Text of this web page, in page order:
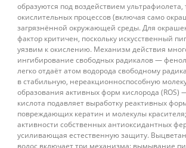
образуются под воздействием ультрафиолета,
окислительных процессов (включая само
загрязнённой окружающей среды. Для
фактор критичен, поскольку искусственный
уязвим к окислению. Механизм действия
ингибирование свободных радикалов —
легко отдаёт атом водорода свободному
в стабильную, нереакционноспособную
образования активных форм кислорода (ROS)
кислота подавляет выработку реактивных
повреждающих кератин и молекулы
активности собственных антиоксидантных
усиливающая естественную защиту.
волос включает три механизма: вымывание